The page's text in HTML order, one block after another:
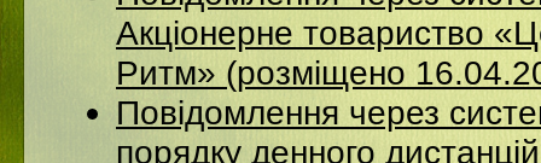
Акціонерне товариство
Ритм» (розміщено
Повідомлення через
порядку денного